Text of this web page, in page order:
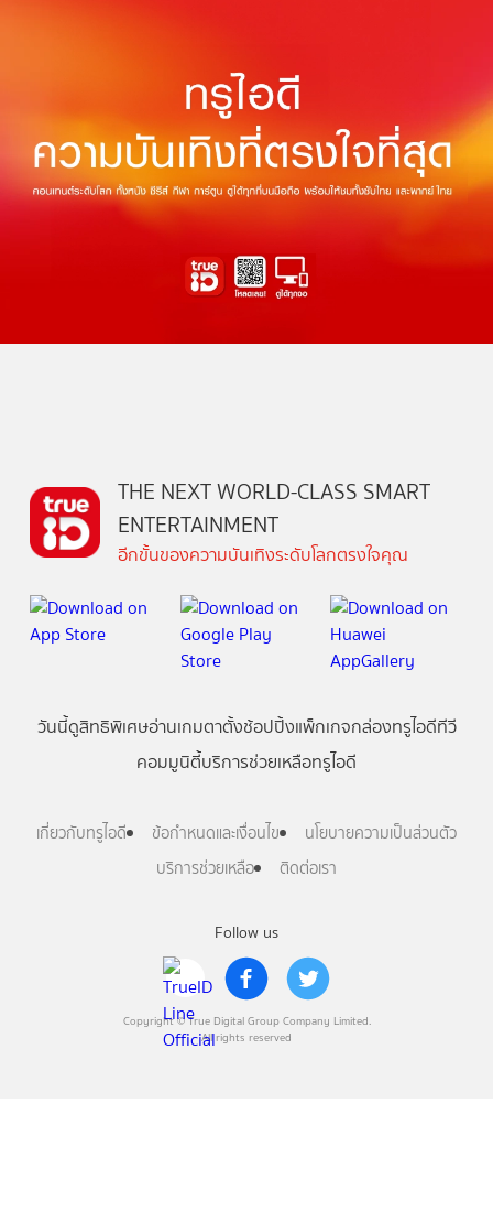
Follow us
Copyright © True Digital Group Company Limited.
All rights reserved
THE NEXT WORLD-CLASS SMART
ENTERTAINMENT
อีกขั้นของความบันเทิงระดับโลกตรงใจคุณ
วันนี้ดูสิทธิพิเศษอ่านเกมตาตั้งช้อปปิ้งแพ็กเกจกล่องทรูไอดีทีวี
คอมมูนิตี้บริการช่วยเหลือทรูไอดี
เกี่ยวกับทรูไอดี ข้อกำหนดและเงื่อนไข
นโยบายความเป็นส่วนตัว
บริการช่วยเหลือ
ติดต่อเรา